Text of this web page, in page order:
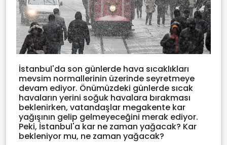
İstanbul'da son günlerde hava sıcaklıkları
mevsim normallerinin üzerinde seyretmeye
devam ediyor. Önümüzdeki günlerde sıcak
havaların yerini soğuk havalara bırakması
beklenirken, vatandaşlar megakente kar
yağışının gelip gelmeyeceğini merak ediyor.
Peki, İstanbul'a kar ne zaman yağacak? Kar
bekleniyor mu, ne zaman yağacak?